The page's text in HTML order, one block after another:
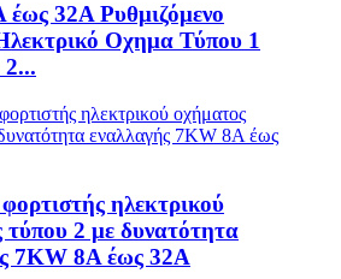
32A Ρυθμιζόμενο
Οχημα Τύπου 1
2...
ηλεκτρικού
τύπου 2 με δυνατότητα
7KW 8A έως 32A